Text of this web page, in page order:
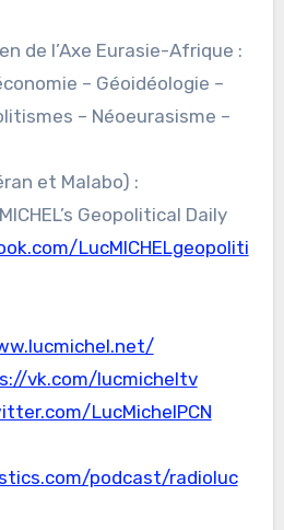
de l’Axe Eurasie-Afrique :
– Géoidéologie –
– Néoeurasisme –
et Malabo) :
Geopolitical Daily
LucMICHELgeopoliti
vk.com/lucmicheltv
LucMichelPCN
podcast/radioluc